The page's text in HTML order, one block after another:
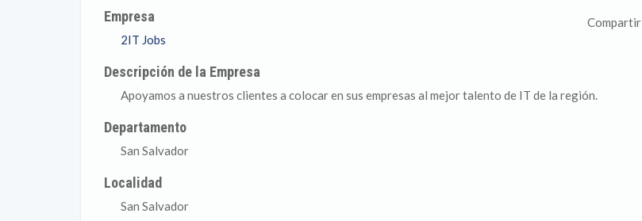
Compartir
Empresa
2IT Jobs
Descripción de la Empresa
Apoyamos a nuestros clientes a colocar en sus empresas al mejor talento de IT de la región.
Departamento
San Salvador
Localidad
San Salvador